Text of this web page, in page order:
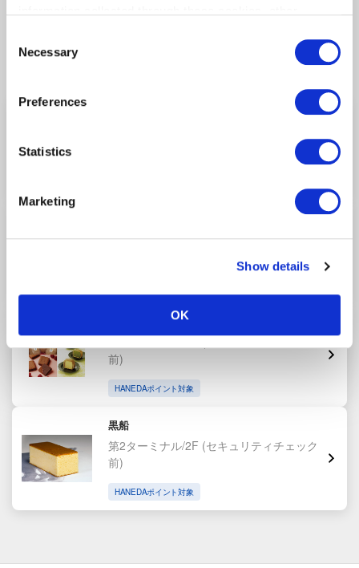
well as other information collected by our partners when
Please see
Selection
Necessary
Preferences
Statistics
Marketing
Show details
OK
第2ターミナル/2F(セキュリティチェック
東京食賓館 時計台1番前
第2ターミナル/2F(セキュリティチェック
前)
HANEDAポイント対象
黒船
第2ターミナル/2F (セキュリティチェック
前)
HANEDAポイント対象